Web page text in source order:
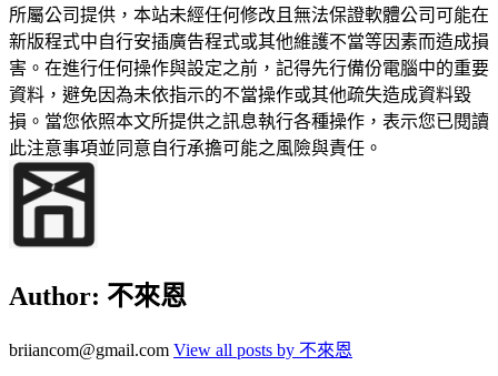
所屬公司提供，本站未經任何修改且無法保證軟體公司可能在
新版程式中自行安插廣告程式或其他維護不當等因素而造成損
害。在進行任何操作與設定之前，記得先行備份電腦中的重要
資料，避免因為未依指示的不當操作或其他疏失造成資料毀
損。當您依照本文所提供之訊息執行各種操作，表示您已閱讀
此注意事項並同意自行承擔可能之風險與責任。
Author: 不來恩
briiancom@gmail.com View all posts by 不來恩